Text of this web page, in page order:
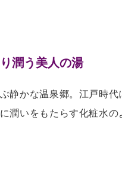
潤う美人の湯
静かな温泉郷。江戸時
潤いをもたらす化粧水